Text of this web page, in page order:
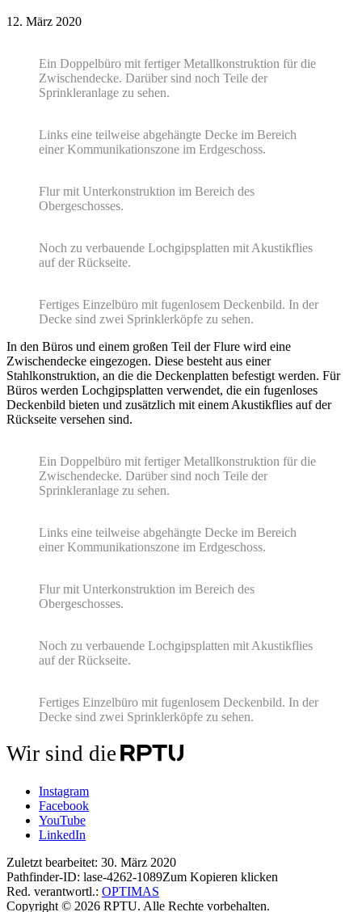
12. März 2020
Ein Doppelbüro mit fertiger Metallkonstruktion für die
Zwischendecke. Darüber sind noch Teile der
Sprinkleranlage zu sehen.
Links eine teilweise abgehängte Decke im Bereich
einer Kommunikationszone im Erdgeschoss.
Flur mit Unterkonstruktion im Bereich des
Obergeschosses.
Noch zu verbauende Lochgipsplatten mit Akustikflies
auf der Rückseite.
Fertiges Einzelbüro mit fugenlosem Deckenbild. In der
Decke sind zwei Sprinklerköpfe zu sehen.
In den Büros und einem großen Teil der Flure wird eine
Zwischendecke eingezogen. Diese besteht aus einer
Stahlkonstruktion, an die die Deckenplatten befestigt werden. Für
Büros werden Lochgipsplatten verwendet, die ein fugenloses
Deckenbild bieten und zusätzlich mit einem Akustikflies auf der
Rückseite versehen sind.
Ein Doppelbüro mit fertiger Metallkonstruktion für die
Zwischendecke. Darüber sind noch Teile der
Sprinkleranlage zu sehen.
Links eine teilweise abgehängte Decke im Bereich
einer Kommunikationszone im Erdgeschoss.
Flur mit Unterkonstruktion im Bereich des
Obergeschosses.
Noch zu verbauende Lochgipsplatten mit Akustikflies
auf der Rückseite.
Fertiges Einzelbüro mit fugenlosem Deckenbild. In der
Decke sind zwei Sprinklerköpfe zu sehen.
Wir sind die
Instagram
Facebook
YouTube
LinkedIn
Zuletzt bearbeitet: 30. März 2020
Pathfinder-ID: lase-4262-1089Zum Kopieren klicken
Red. verantwortl.: OPTIMAS
Copyright © 2026 RPTU. Alle Rechte vorbehalten.